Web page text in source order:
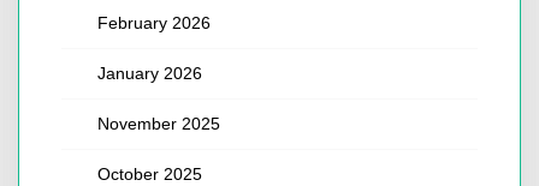
February 2026
January 2026
November 2025
October 2025